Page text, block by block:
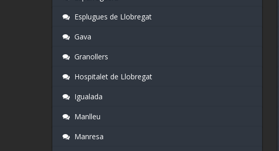
Esplugues de Llobregat
Gava
Granollers
Hospitalet de Llobregat
Igualada
Manlleu
Manresa